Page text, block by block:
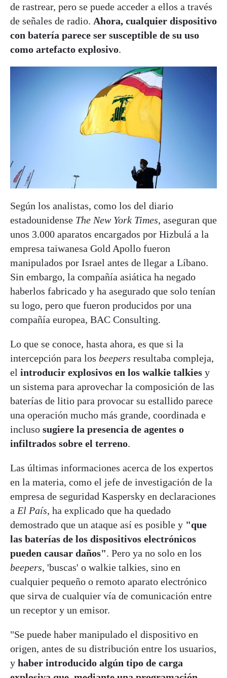
de rastrear, pero se puede acceder a ellos a través
de señales de radio. Ahora, cualquier dispositivo
con batería parece ser susceptible de su uso
como artefacto explosivo.
Según los analistas, como los del diario
estadounidense The New York Times, aseguran que
unos 3.000 aparatos encargados por Hizbulá a la
empresa taiwanesa Gold Apollo fueron
manipulados por Israel antes de llegar a Líbano.
Sin embargo, la compañía asiática ha negado
haberlos fabricado y ha asegurado que solo tenían
su logo, pero que fueron producidos por una
compañía europea, BAC Consulting.
Lo que se conoce, hasta ahora, es que si la
intercepción para los beepers resultaba compleja,
el introducir explosivos en los walkie talkies y
un sistema para aprovechar la composición de las
baterías de litio para provocar su estallido parece
una operación mucho más grande, coordinada e
incluso sugiere la presencia de agentes o
infiltrados sobre el terreno.
Las últimas informaciones acerca de los expertos
en la materia, como el jefe de investigación de la
empresa de seguridad Kaspersky en declaraciones
a El País, ha explicado que ha quedado
demostrado que un ataque así es posible y "que
las baterías de los dispositivos electrónicos
pueden causar daños". Pero ya no solo en los
beepers, 'buscas' o walkie talkies, sino en
cualquier pequeño o remoto aparato electrónico
que sirva de cualquier vía de comunicación entre
un receptor y un emisor.
"Se puede haber manipulado el dispositivo en
origen, antes de su distribución entre los usuarios,
y haber introducido algún tipo de carga